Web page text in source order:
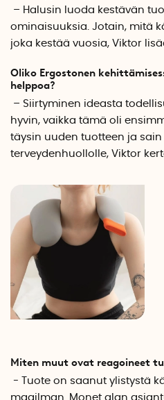
– Halusin luoda kestävän
ominaisuuksia. Jotain, mitä
joka kestää vuosia, Viktor
Oliko Ergostonen
helppoa?
– Siirtyminen ideasta
hyvin, vaikka tämä oli
täysin uuden tuotteen ja
terveydenhuollolle, Viktor
Miten muut ovat reagoineet
- Tuote on saanut ylistystä
maailman. Monet alan